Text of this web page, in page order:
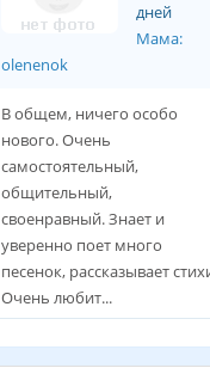
дней
Мама:
olenenok
В общем, ничего особо
нового. Очень
самостоятельный,
общительный,
своенравный. Знает и
уверенно поет много
песенок, рассказывает
Очень любит...